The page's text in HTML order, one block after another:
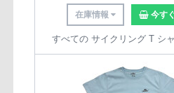
在庫情報 今す
すべての サイクリング T シ